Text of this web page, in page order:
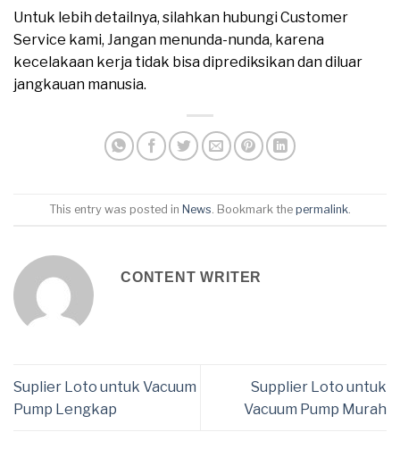
Untuk lebih detailnya, silahkan hubungi Customer
Service kami, Jangan menunda-nunda, karena
kecelakaan kerja tidak bisa diprediksikan dan diluar
jangkauan manusia.
This entry was posted in News . Bookmark the permalink
CONTENT WRITER
Suplier Loto untuk Vacuum
Pump Lengkap
Supplier Loto untuk
Vacuum Pump Murah